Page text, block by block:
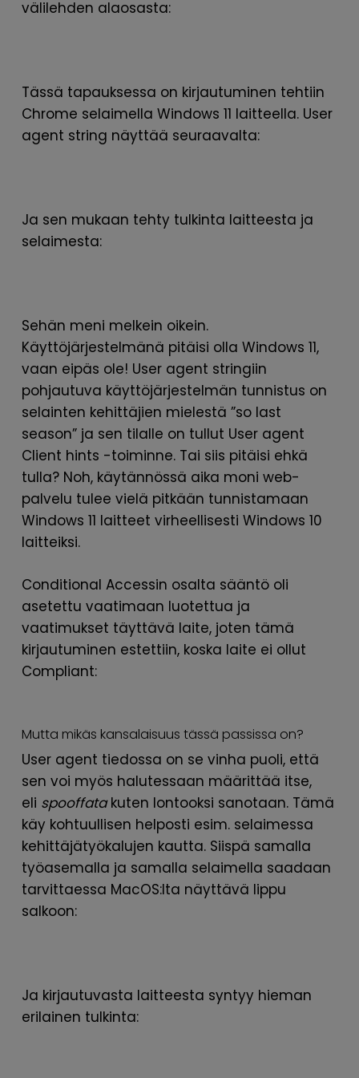
välilehden alaosasta:
Tässä tapauksessa on kirjautuminen tehtiin
Chrome selaimella Windows 11 laitteella. User
agent string näyttää seuraavalta:
Ja sen mukaan tehty tulkinta laitteesta ja
selaimesta:
Sehän meni melkein oikein.
Käyttöjärjestelmänä pitäisi olla Windows 11,
vaan eipäs ole! User agent stringiin
pohjautuva käyttöjärjestelmän tunnistus on
selainten kehittäjien mielestä ”so last
season” ja sen tilalle on tullut User agent
Client hints -toiminne. Tai siis pitäisi ehkä
tulla? Noh, käytännössä aika moni web-
palvelu tulee vielä pitkään tunnistamaan
Windows 11 laitteet virheellisesti Windows 10
laitteiksi.
Conditional Accessin osalta sääntö oli
asetettu vaatimaan luotettua ja
vaatimukset täyttävä laite, joten tämä
kirjautuminen estettiin, koska laite ei ollut
Compliant:
Mutta mikäs kansalaisuus tässä passissa on?
User agent tiedossa on se vinha puoli, että
sen voi myös halutessaan määrittää itse,
eli spooffatakuten lontooksi sanotaan. Tämä
käy kohtuullisen helposti esim. selaimessa
kehittäjätyökalujen kautta. Siispä samalla
työasemalla ja samalla selaimella saadaan
tarvittaessa MacOS:lta näyttävä lippu
salkoon:
Ja kirjautuvasta laitteesta syntyy hieman
erilainen tulkinta: